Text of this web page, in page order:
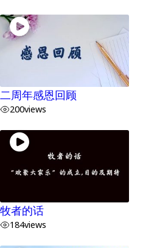
二周年感恩回顾
200views
牧者的话
184views